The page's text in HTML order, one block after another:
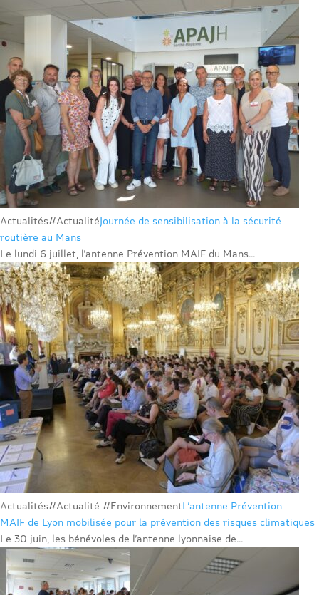
Actualités#ActualitéJournée de sensibilisation à la sécurité
routière au Mans
Le lundi 6 juillet, l’antenne Prévention MAIF du Mans...
Actualités#Actualité #EnvironnementL’antenne Prévention
MAIF de Lyon mobilisée pour la prévention des risques climatiques
Le 30 juin, les bénévoles de l’antenne lyonnaise de...